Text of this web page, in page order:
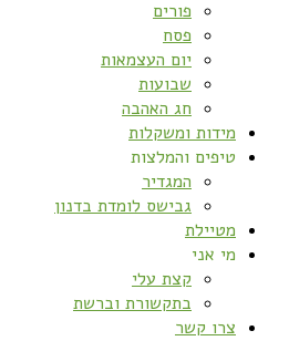
פורים
פסח
יום העצמאות
שבועות
חג האהבה
מידות ומשקלות
טיפים והמלצות
המגדיר
גבישס לומדת בדנון
מטיילת
מי אני
קצת עלי
בתקשורת וברשת
צרו קשר